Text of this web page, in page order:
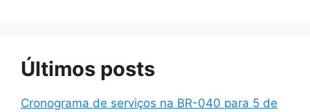
Últimos posts
Cronograma de serviços na BR-040 para 5 de